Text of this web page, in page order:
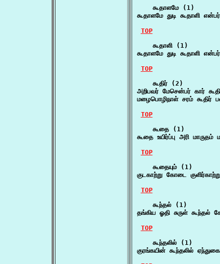
    கூதாளமே (1)
கூதாளமே துடி கூதாளி
TOP
    கூதாளி (1)
கூதாளமே துடி கூதாளி
TOP
    கூதிர் (2)
அறிபவர் மேசென்பர் கார்
மழைபொழிநாள் சரம் கூதிர்
TOP
    கூதை (1)
கூதை உயிர்ப்பு அரி
TOP
    கூதையும் (1)
குடகாற்று கோடை
TOP
    கூந்தல் (1)
தங்கிய ஓதி சுருள்
TOP
    கூந்தலில் (1)
குரங்கயின் கூந்தலில்